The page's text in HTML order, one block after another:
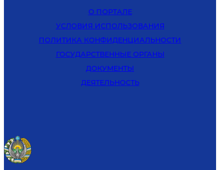
О ПОРТАЛЕ
УСЛОВИЯ ИСПОЛЬЗОВАНИЯ
ПОЛИТИКА КОНФИДЕНЦИАЛЬНОСТИ
ГОСУДАРСТВЕННЫЕ ОРГАНЫ
ДОКУМЕНТЫ
ДЕЯТЕЛЬНОСТЬ